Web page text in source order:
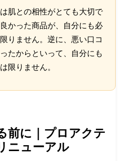
肌との相性がとても大切で
かった商品が、自分にも必
りません。逆に、悪い口コ
たからといって、自分にも
限りません。
前に｜プロアクテ
ニューアル